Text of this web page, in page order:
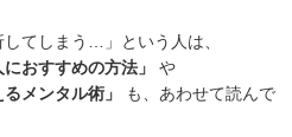
してしまう…」という人は、
おすすめの方法」
や
メンタル術」
も、あわせて読んで